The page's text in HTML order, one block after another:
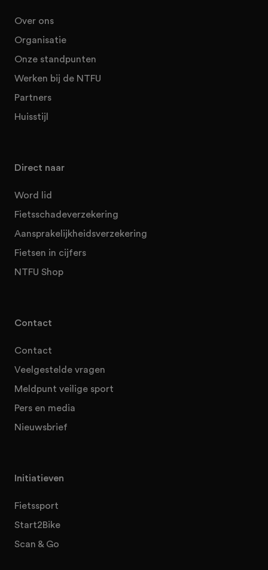
Over ons
Organisatie
Onze standpunten
Werken bij de NTFU
Partners
Huisstijl
Direct naar
Word lid
Fietsschadeverzekering
Aansprakelijkheidsverzekering
Fietsen in cijfers
NTFU Shop
Contact
Contact
Veelgestelde vragen
Meldpunt veilige sport
Pers en media
Nieuwsbrief
Initiatieven
Fietssport
Start2Bike
Scan & Go